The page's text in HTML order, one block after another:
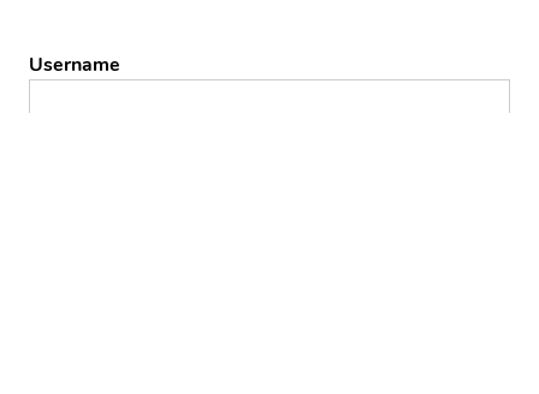
Username